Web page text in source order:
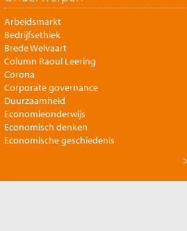
Arbeidsmarkt
Bedrijfsethiek
Brede Welvaart
Column Raoul Leering
Corona
Corporate governance
Duurzaamheid
Economieonderwijs
Economisch denken
Economische geschiedenis
Filosofie en economie